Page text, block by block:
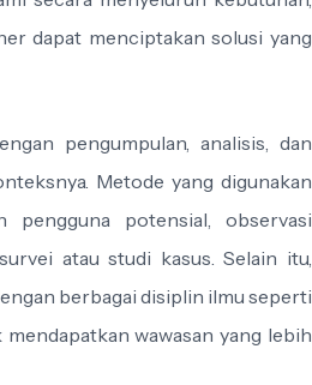
dapat menciptakan solusi yang
pengumpulan, analisis, dan
Metode yang digunakan
pengguna potensial, observasi
atau studi kasus. Selain itu,
berbagai disiplin ilmu seperti
wawasan yang lebih